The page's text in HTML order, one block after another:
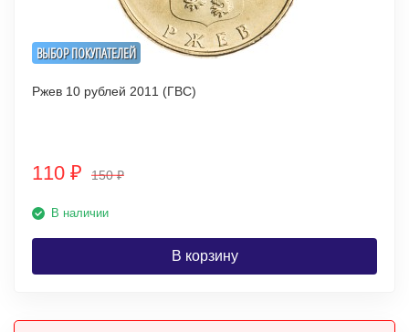
ВЫБОР ПОКУПАТЕЛЕЙ
Ржев 10 рублей 2011 (ГВС)
110 ₽ 150₽
В наличии
В корзину